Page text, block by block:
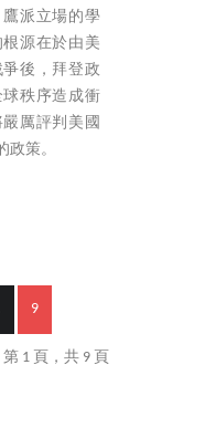
派立場的學
源在於由美
後，拜登政
秩序造成衝
厲評判美國
政策。
9
第 1 頁，共 9 頁